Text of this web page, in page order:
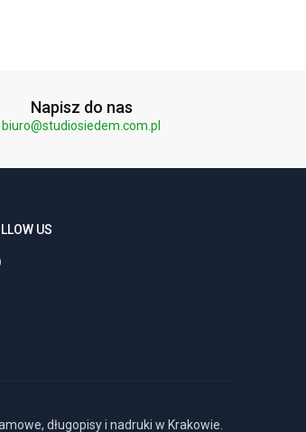
Napisz do nas
biuro@studiosiedem.com.pl
US
długopisy i nadruki w Krakowie.